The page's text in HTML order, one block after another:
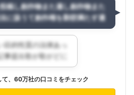
て、60万社の口コミをチェック